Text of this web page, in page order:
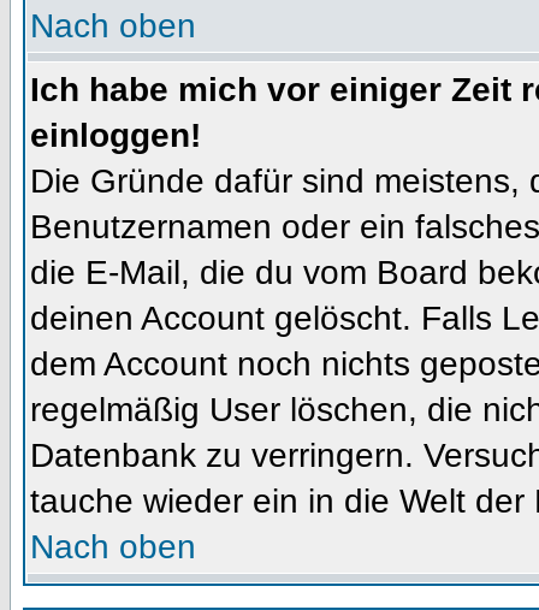
Nach oben
Ich habe mich vor einiger Zeit
einloggen!
Die Gründe dafür sind
Benutzernamen oder ein
die E-Mail, die du vom Board
deinen Account gelöscht. Falls
dem Account noch nichts
regelmäßig User löschen, die
Datenbank zu verringern.
tauche wieder ein in die Welt der
Nach oben